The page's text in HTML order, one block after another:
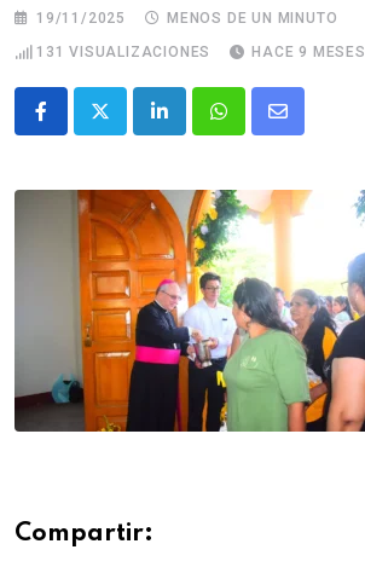
19/11/2025
MENOS DE UN MINUTO
131 VISUALIZACIONES HACE 9 MESES
Compartir: